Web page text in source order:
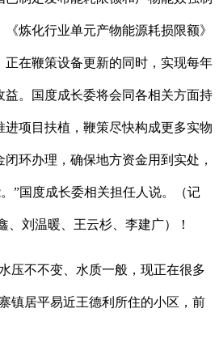
炼化行业单元产物能源耗损限额》
正在鞭策设备更新的同时，实现每年
益。国度成长委将会同各相关方面持
项目扶植，鞭策尽快构成更多实物
环办理，确保地方资金用到实处，
”国度成长委相关担任人说。（记
、刘温暖、王云杉、李建广）！
不不变、水质一般，现正在很多
镇居平易近王德利所住的小区，前